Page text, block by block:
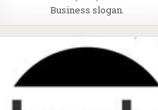
Business slogan.